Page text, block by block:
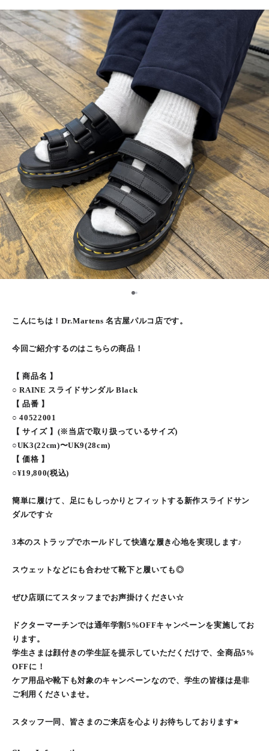
1
こんにちは！Dr.Martens 名古屋パルコ店です。
今回ご紹介するのはこちらの商品！
【 商品名 】
○ RAINE スライドサンダル Black
【 品番 】
○ 40522001
【 サイズ 】(※当店で取り扱っているサイズ)
○UK3(22cm)〜UK9(28cm)
【 価格 】
○¥19,800(税込)
簡単に履けて、足にもしっかりとフィットする新作スライドサン
ダルです☆
3本のストラップでホールドして快適な履き心地を実現します♪
スウェットなどにも合わせて靴下と履いても◎
ぜひ店頭にてスタッフまでお声掛けください☆
ドクターマーチンでは通年学割5%OFFキャンペーンを実施してお
ります。
学生さまは顔付きの学生証を提示していただくだけで、全商品5%
OFFに！
ケア用品や靴下も対象のキャンペーンなので、学生の皆様は是非
ご利用くださいませ。
スタッフ一同、皆さまのご来店を心よりお待ちしております⭐︎